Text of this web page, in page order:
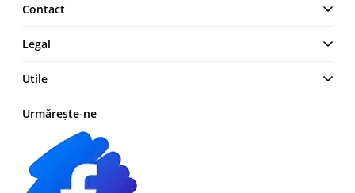
Contact
MAKE IT LOGIC SRL
Str. Lt. Aurel Botea, Nr. 4,
România
+4 0744 23 0000
Legal
Termeni și Condiții
Politica cookies
Utile
Cum comand
Modalități de plată
Retur produse
Urmărește-ne